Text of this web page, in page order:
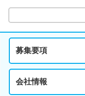
募集要項
会社情報